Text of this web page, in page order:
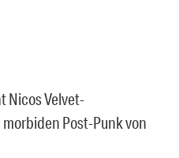
Nicos Velvet-
Post-Punk von